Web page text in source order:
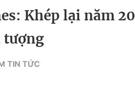
Phóng sự
Khép lại năm
tượng
TIN TỨC